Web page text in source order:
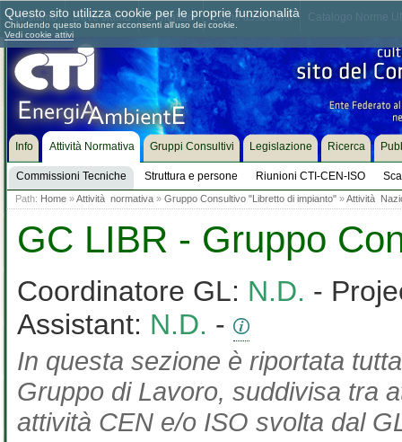
Chi siamo Dove siamo Contattaci Come associarsi
Info Attività Normativa
Commissioni Tecniche Struttura e persone Riunioni CTI-CEN-ISO
Gruppi Consultivi Legislazione Ricerca
Path: Home »Attività normativa » Gruppo Consultivo "Libretto di impianto" »Attività
GC LIBR - Gruppo
Coordinatore GL: N.D. -
Assistant: N.D. -
In questa sezione è riportata
Gruppo di Lavoro, suddivisa tra
attività CEN e/o ISO svolta dal
Questo sito utilizza cookie per le proprie funzionalità
Chiudendo questo banner acconsenti all'uso dei cookie.
Vedi cookie attivi